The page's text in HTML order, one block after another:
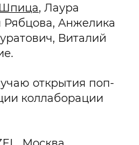
, Лаура
Рябцова, Анжелика
Виталий
открытия поп-
коллаборации